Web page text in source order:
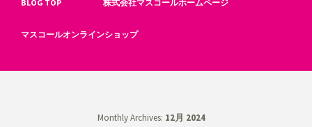
BLOG TOP 株式会社マスコールホームページ
マスコールオンラインショップ
Monthly Archives: 12月 2024